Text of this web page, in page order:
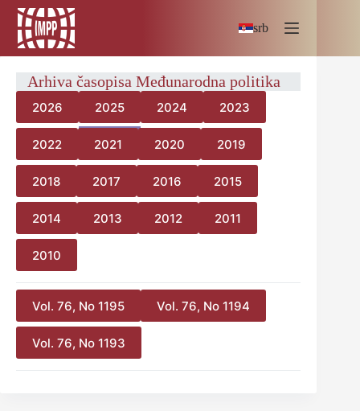
Skip
content
srb
Arhiva časopisa Međunarodna politika
2026 2025 2024 2023
2022 2021 2020 2019
2018 2017 2016 2015
2014 2013 2012 2011
2010
Vol. 76, No 1195 Vol. 76, No 1194
Vol. 76, No 1193